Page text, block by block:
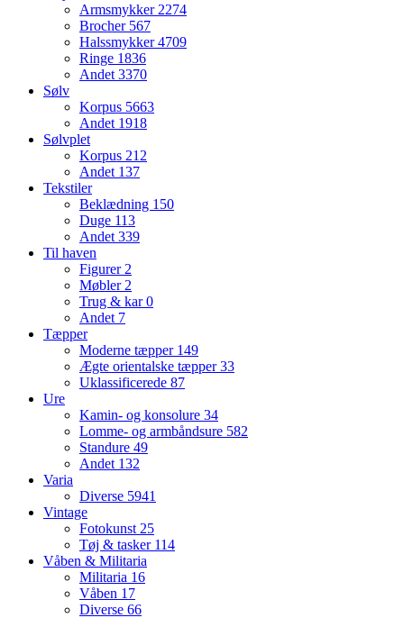
Armsmykker2274
Brocher 567
Halssmykker4709
Ringe 1836
Andet3370
Sølv
Korpus 5663
Andet 1918
Sølvplet
Korpus 212
Andet 137
Tekstiler
Beklædning 150
Duge 113
Andet339
Til haven
Figurer2
Møbler2
Trug & kar0
Andet 7
Tæpper
Moderne tæpper 149
Ægte orientalske tæpper33
Uklassificerede 87
Ure
Kamin- og konsolure 34
Lomme- og armbåndsure 582
Standure 49
Andet 132
Varia
Diverse 5941
Vintage
Fotokunst25
Tøj & tasker 114
Våben & Militaria
Militaria 16
Våben 17
Diverse 66